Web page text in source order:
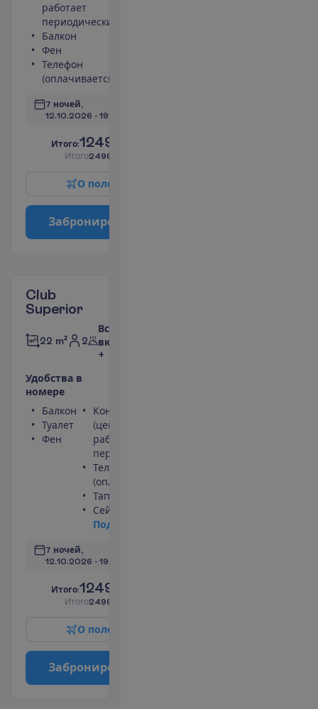
работает
периодически)
Балкон
Фен
Телефон
(оплачивается)
7 ночей,
12.10.2026 - 19.10.2026
Итого:1249.00
Итого2498.00
О поле
Заброниро
Club
Superior
22 m² 2
Все
включено
+
Удобства в
номере
Балкон
Туалет
Фен
Кондиционер
(центральный,
работает
периодически)
Телефон
(оплачивается)
Тапочки
Сейф
Под
7 ночей,
12.10.2026 - 19.10.2026
Итого:1249.00
Итого2498.00
О поле
Заброниро